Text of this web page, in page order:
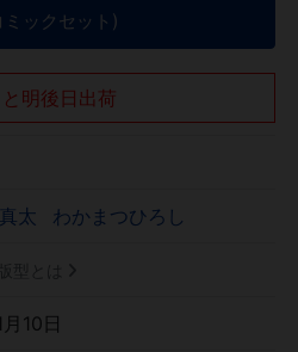
ミックセット)
明後日出荷
太 わかまつひろし
10日